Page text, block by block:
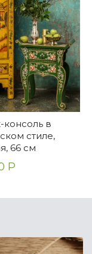
консоль в
стиле,
66 см
Р